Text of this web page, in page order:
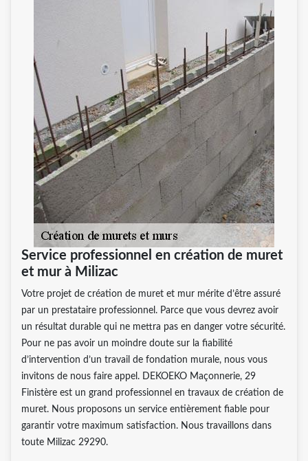
Service professionnel en création de muret
et mur à Milizac
Votre projet de création de muret et mur mérite d’être assuré
par un prestataire professionnel. Parce que vous devrez avoir
un résultat durable qui ne mettra pas en danger votre sécurité.
Pour ne pas avoir un moindre doute sur la fiabilité
d’intervention d’un travail de fondation murale, nous vous
invitons de nous faire appel. DEKOEKO Maçonnerie, 29
Finistère est un grand professionnel en travaux de création de
muret. Nous proposons un service entièrement fiable pour
garantir votre maximum satisfaction. Nous travaillons dans
toute Milizac 29290.